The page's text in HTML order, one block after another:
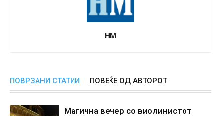
НМ
ПОВРЗАНИ СТАТИИ ПОВЕЌЕ ОД АВТОРОТ
Магична вечер со виолинистот